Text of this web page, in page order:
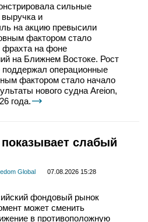
сильные
выручка и
на акцию превысили
фактором стало
фрахта на фоне
на Ближнем Востоке. Рост
поддержал операционные
фактором стало начало
нового судна Areion,
года.
слабый
Global
07.08.2026 15:28
фондовый рынок
может сменить
в противоположную